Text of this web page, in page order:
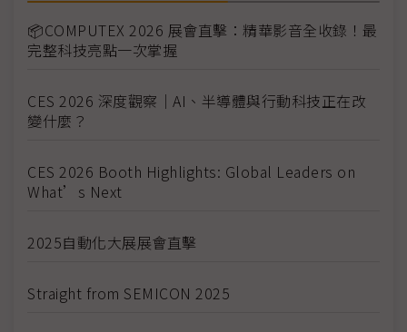
📦COMPUTEX 2026 展會直擊：精華影音全收錄！最
完整科技亮點一次掌握
CES 2026 深度觀察｜AI、半導體與行動科技正在改
變什麼？
CES 2026 Booth Highlights: Global Leaders on
What’s Next
2025自動化大展展會直擊
Straight from SEMICON 2025